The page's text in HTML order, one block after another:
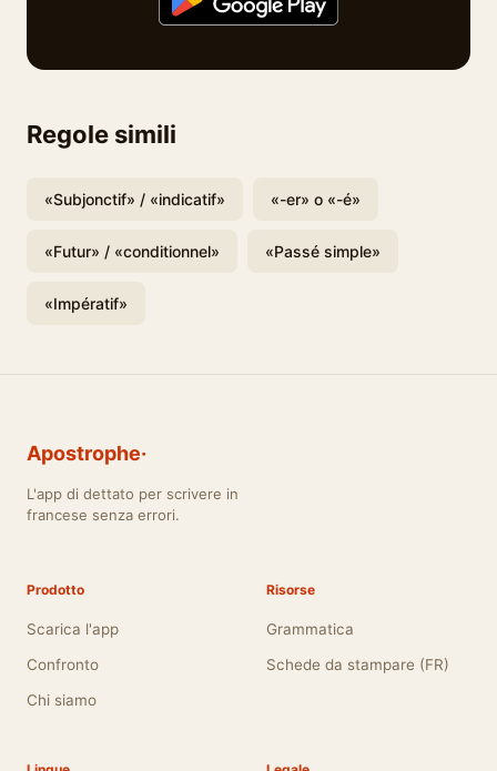
Regole simili
«Subjonctif» / «indicatif» «-er» o «-é»
«Futur» / «conditionnel» «Passé simple»
«Impératif»
Apostrophe·
L'app di dettato per scrivere in
francese senza errori.
Prodotto
Scarica l'app
Confronto
Chi siamo
Risorse
Grammatica
Schede da stampare (FR)